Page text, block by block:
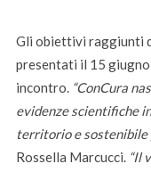
Gli obiettivi raggiunti
presentati il 15 giugno
incontro. “ConCura
evidenze scientifiche
territorio e sostenibile
Rossella Marcucci. “Il